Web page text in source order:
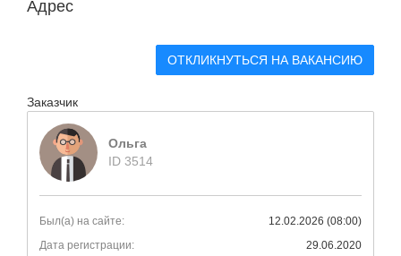
Адрес
ОТКЛИКНУТЬСЯ НА ВАКАНСИЮ
Заказчик
Ольга
ID 3514
Был(а) на сайте:
12.02.2026 (08:00)
Дата регистрации:
29.06.2020